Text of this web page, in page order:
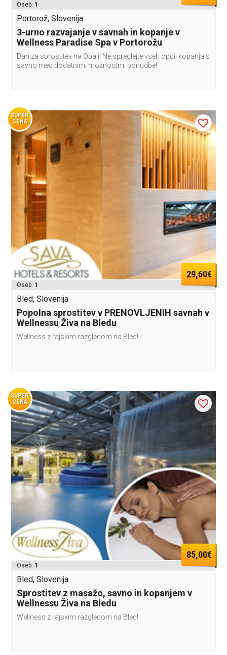
Oseb: 1
Portorož, Slovenija
3-urno razvajanje v savnah in kopanje v
Wellness Paradise Spa v Portorožu
Dan za sprostitev na Obali! Ne spreglejte vseh opcij kopanja s
savno med dodatnimi možnostmi ponudbe!
SUPER
CENA
29,60€
Oseb: 1
Bled, Slovenija
Popolna sprostitev v PRENOVLJENIH savnah v
Wellnessu Živa na Bledu
Wellness z rajskim razgledom na Bled!
SUPER
CENA
85,00€
Oseb: 1
Bled, Slovenija
Sprostitev z masažo, savno in kopanjem v
Wellnessu Živa na Bledu
Wellness z rajskim razgledom na Bled!